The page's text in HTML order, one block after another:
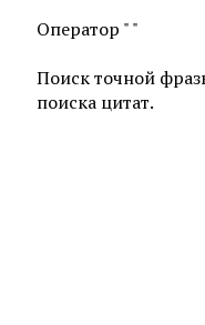
Оператор " "
Поиск точной
поиска цитат.